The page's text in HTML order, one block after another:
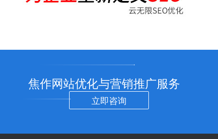
焦作网站优化与营销推广服务
立即咨询